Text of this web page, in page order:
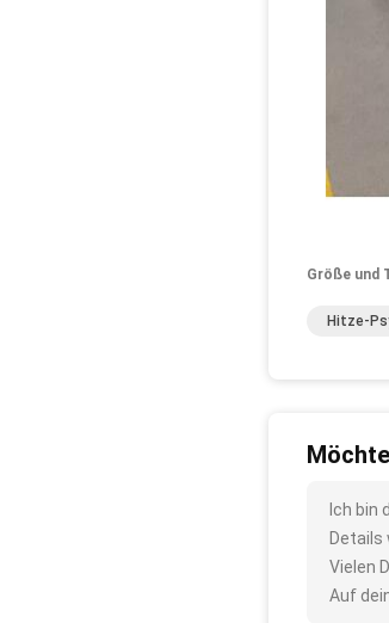
Größe und
Hitze-
Ich bin
Details
Vielen
Auf